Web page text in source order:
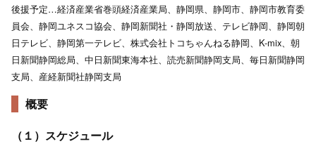
後援予定…経済産業省巻頭経済産業局、静岡県、静岡市、静岡市教育委
員会、静岡ユネスコ協会、静岡新聞社・静岡放送、テレビ静岡、静岡朝
日テレビ、静岡第一テレビ、株式会社トコちゃんねる静岡、K-mix、朝
日新聞静岡総局、中日新聞東海本社、読売新聞静岡支局、毎日新聞静岡
支局、産経新聞社静岡支局
概要
（１）スケジュール